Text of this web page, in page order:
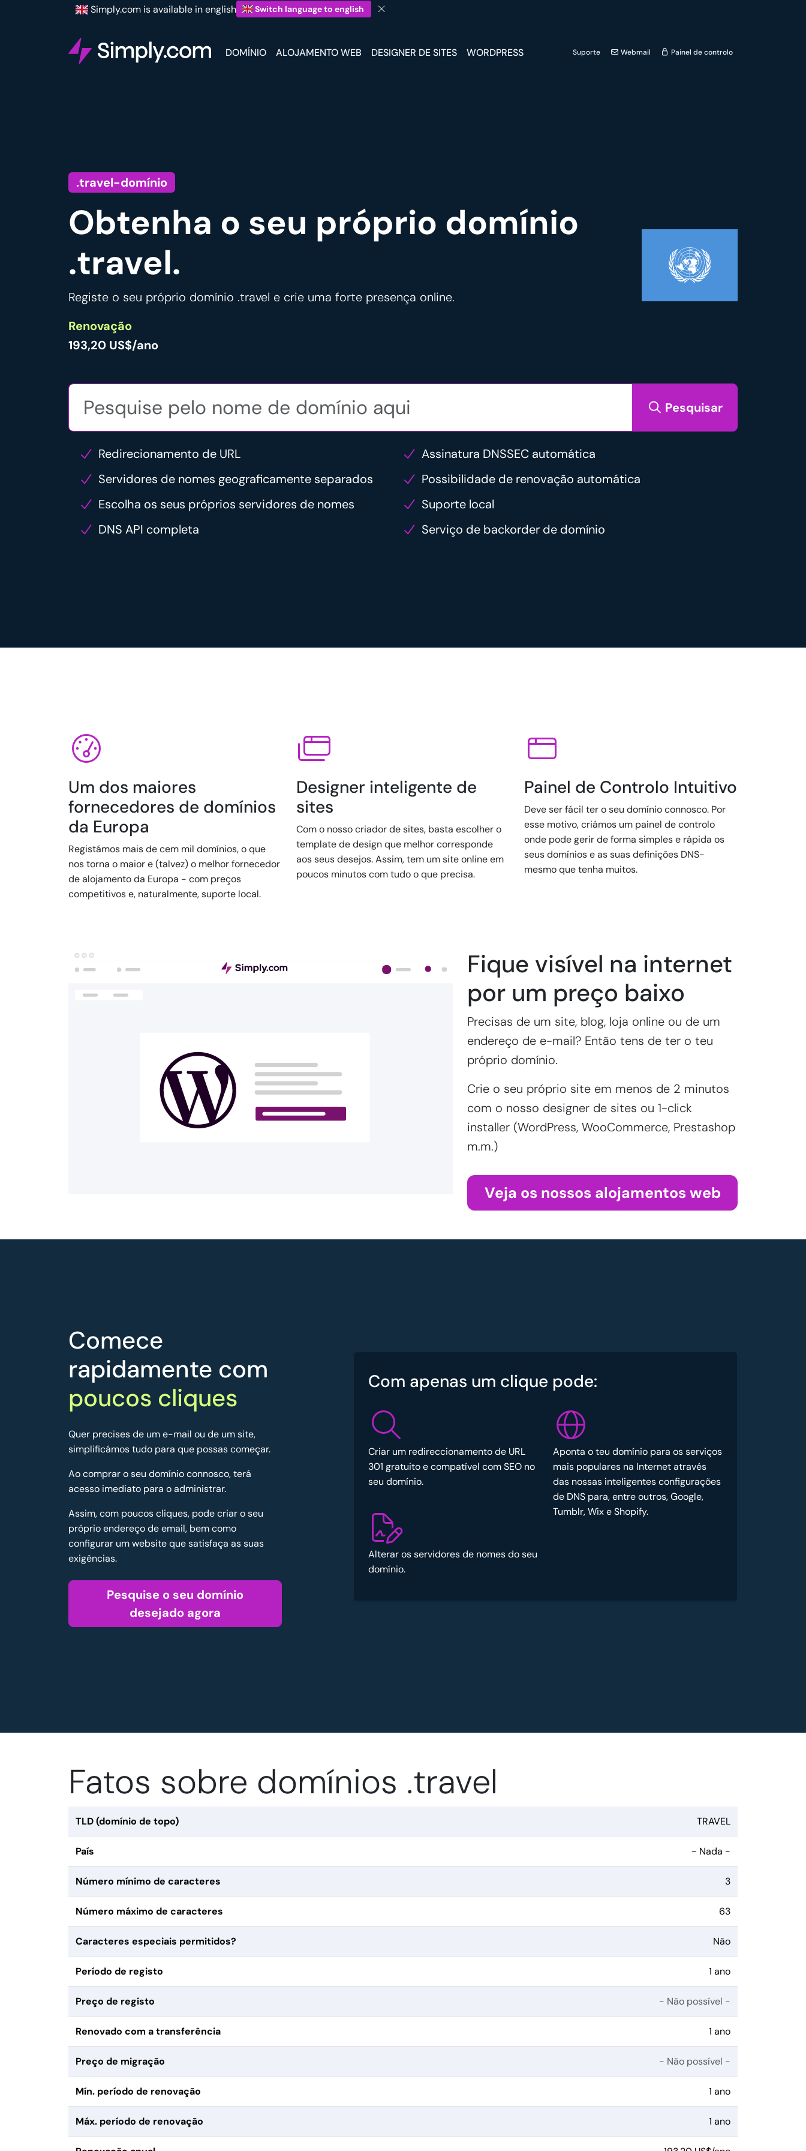
Simply.com is available in english Switch language to english
DOMÍNIO ALOJAMENTO WEB DESIGNER DE SITES WORDPRESS Suporte Webmail Painel de controlo
.travel-domínio
Obtenha o seu próprio domínio
.travel.
Registe o seu próprio domínio .travel e crie uma forte presença online.
Renovação
193,20 US$/ano
Pesquisar
Redirecionamento de URL
Assinatura DNSSEC automática
Servidores de nomes geograficamente separados
Possibilidade de renovação automática
Escolha os seus próprios servidores de nomes
Suporte local
DNS API completa
Serviço de backorder de domínio
Um dos maiores
fornecedores de domínios
da Europa
Registámos mais de cem mil domínios, o que
nos torna o maior e (talvez) o melhor fornecedor
de alojamento da Europa - com preços
competitivos e, naturalmente, suporte local.
Designer inteligente de
sites
Com o nosso criador de sites, basta escolher o
template de design que melhor corresponde
aos seus desejos. Assim, tem um site online em
poucos minutos com tudo o que precisa.
Painel de Controlo Intuitivo
Deve ser fácil ter o seu domínio connosco. Por
esse motivo, criámos um painel de controlo
onde pode gerir de forma simples e rápida os
seus domínios e as suas definições DNS-
mesmo que tenha muitos.
Fique visível na internet
por um preço baixo
Precisas de um site, blog, loja online ou de um
endereço de e-mail? Então tens de ter o teu
próprio domínio.
Crie o seu próprio site em menos de 2 minutos
com o nosso designer de sites ou 1-click
installer (WordPress, WooCommerce, Prestashop
m.m.)
Veja os nossos alojamentos web
Comece
rapidamente com
poucos cliques
Quer precises de um e-mail ou de um site,
simplificámos tudo para que possas começar.
Ao comprar o seu domínio connosco, terá
acesso imediato para o administrar.
Assim, com poucos cliques, pode criar o seu
próprio endereço de email, bem como
configurar um website que satisfaça as suas
exigências.
Pesquise o seu domínio
desejado agora
Com apenas um clique pode:
Criar um redireccionamento de URL
301 gratuito e compatível com SEO no
seu domínio.
Alterar os servidores de nomes do seu
domínio.
Aponta o teu domínio para os serviços
mais populares na Internet através
das nossas inteligentes configurações
de DNS para, entre outros, Google,
Tumblr, Wix e Shopify.
Fatos sobre domínios .travel
TLD (domínio de topo) TRAVEL
País - Nada -
Número mínimo de caracteres 3
Número máximo de caracteres 63
Caracteres especiais permitidos? Não
Período de registo 1 ano
Preço de registo - Não possível -
Renovado com a transferência 1 ano
Preço de migração - Não possível -
Mín. período de renovação 1 ano
Máx. período de renovação 1 ano